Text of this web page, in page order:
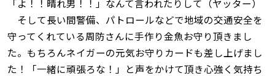
「よ！！晴れ男！！」なんて言われたりして（ヤッター）
そして長い間警備、パトロールなどで地域の交通安全を
守ってくれている周防さんに手作り金魚お守り頂きまし
た。もちろんネイガーの元気お守りカードも差し上げまし
た！「一緒に頑張ろな！」と声をかけて頂き心強く気持ち